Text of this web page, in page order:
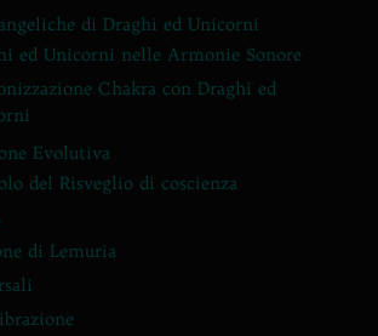
di Draghi ed Unicorni
ed Unicorni nelle Armonie Sonore
Chakra con Draghi ed
Evolutiva
del Risveglio di coscienza
di Lemuria